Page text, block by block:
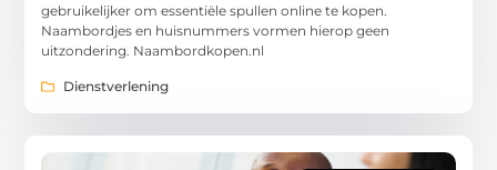
gebruikelijker om essentiële spullen online te kopen.
Naambordjes en huisnummers vormen hierop geen
uitzondering. Naambordkopen.nl
Dienstverlening